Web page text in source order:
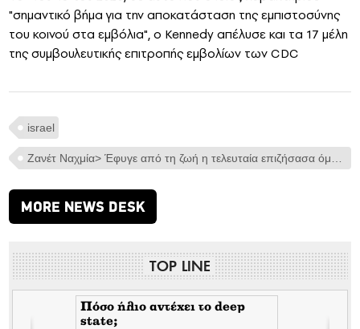
"σημαντικό βήμα για την αποκατάσταση της εμπιστοσύνης
του κοινού στα εμβόλια", ο Kennedy απέλυσε και τα 17 μέλη
της συμβουλευτικής επιτροπής εμβολίων των CDC
israel
MORE NEWS DESK
TOP LINE
Πόσο ήλιο αντέχει το deep
state;